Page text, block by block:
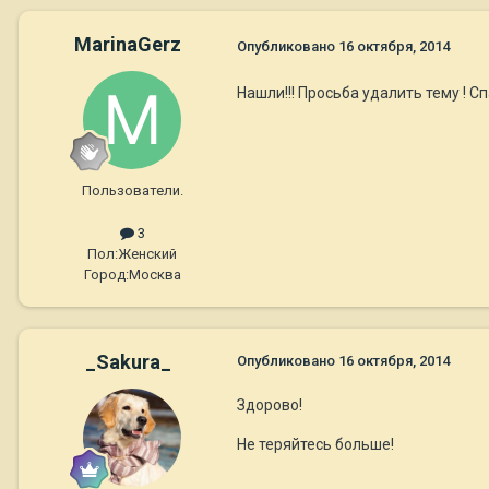
MarinaGerz
Пользователи.
3
Пол:Женский
Город:Москва
Опубликовано 16 октября, 2014
Нашли!!! Просьба удалить тему !
_Sakura_ Опубликовано 16 октября, 2014
Здорово!
Не теряйтесь больше!